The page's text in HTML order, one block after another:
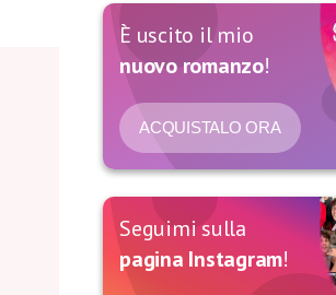
È uscito il mio
nuovo romanzo!
ACQUISTALO ORA
Seguimi sulla
pagina Instagram!